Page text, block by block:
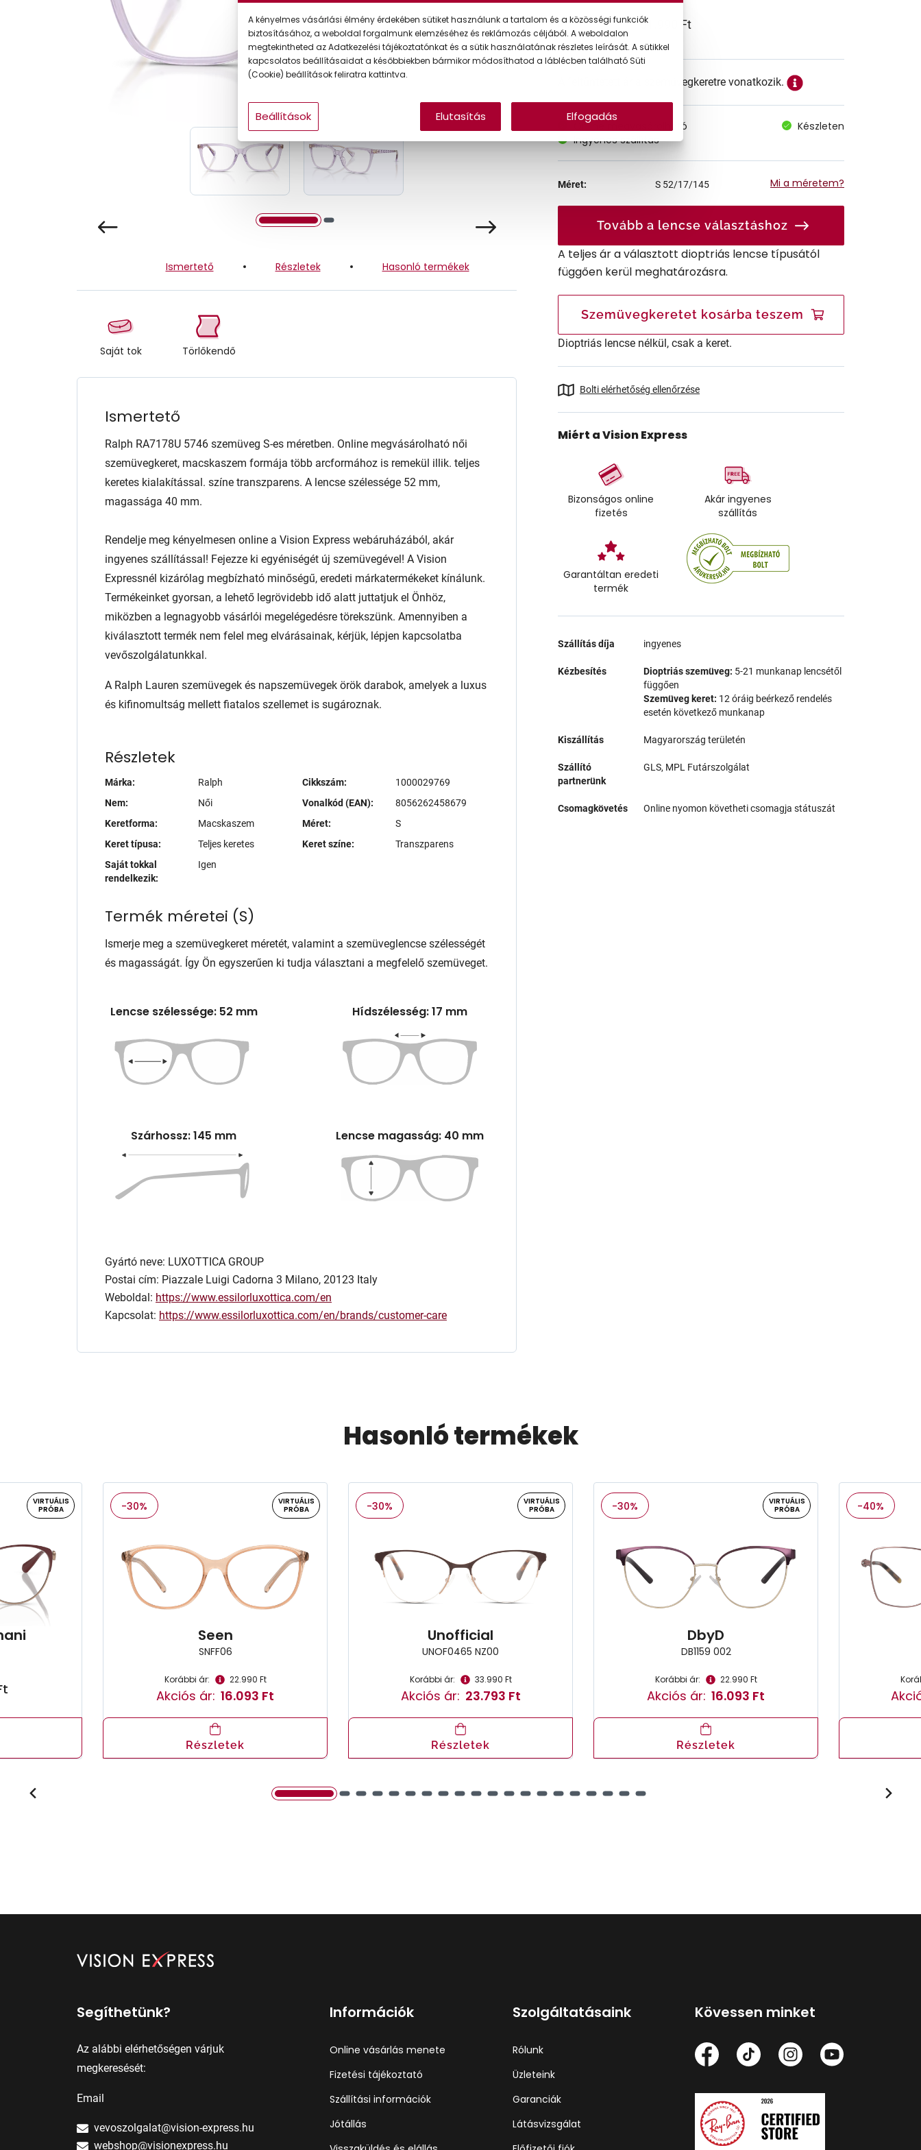
Gyermek
Ismertető Részletek Hasonló termékek
Saját tok Törlőkendő
Ismertető
Ralph RA7178U 5746 szemüveg S-es méretben. Online megvásárolható női
szemüvegkeret, macskaszem formája több arcformához is remekül illik. teljes
keretes kialakítással. színe transzparens. A lencse szélessége 52 mm,
magassága 40 mm.
Rendelje meg kényelmesen online a Vision Express webáruházából, akár
ingyenes szállítással! Fejezze ki egyéniségét új szemüvegével! A Vision
Expressnél kizárólag megbízható minőségű, eredeti márkatermékeket kínálunk.
Termékeinket gyorsan, a lehető legrövidebb idő alatt juttatjuk el Önhöz,
miközben a legnagyobb vásárlói megelégedésre törekszünk. Amennyiben a
kiválasztott termék nem felel meg elvárásainak, kérjük, lépjen kapcsolatba
vevőszolgálatunkkal.
A Ralph Lauren szemüvegek és napszemüvegek örök darabok, amelyek a luxus
és kifinomultság mellett fiatalos szellemet is sugároznak.
Részletek
Márka:
Ralph
Nem:
Női
Keretforma:
Macskaszem
Keret típusa:
Teljes keretes
Saját tokkal
rendelkezik:
Igen
Cikkszám:
1000029769
Vonalkód (EAN):
8056262458679
Méret:
S
Keret színe:
Transzparens
Termék méretei (S)
Ismerje meg a szemüvegkeret méretét, valamint a szemüveglencse szélességét
és magasságát. Így Ön egyszerűen ki tudja választani a megfelelő szemüveget.
Lencse szélessége: 52 mm Hídszélesség: 17 mm
Szárhossz: 145 mm Lencse magasság: 40 mm
Gyártó neve: LUXOTTICA GROUP
Postai cím: Piazzale Luigi Cadorna 3 Milano, 20123 Italy
Weboldal: https://www.essilorluxottica.com/en
Kapcsolat: https://www.essilorluxottica.com/en/brands/customer-care
Ár: 51.990 Ft
A feltűntetett ár a szemüvegkeretre vonatkozik.
Online megvásárolható
Készleten
Ingyenes szállítás
Méret: S 52/17/145 Mi a méretem?
Tovább a lencse választáshoz
A teljes ár a választott dioptriás lencse típusától
függően kerül meghatározásra.
Szemüvegkeretet kosárba teszem
Dioptriás lencse nélkül, csak a keret.
Bolti elérhetőség ellenőrzése
Miért a Vision Express
Bizonságos online
fizetés
Akár ingyenes
szállítás
Garantáltan eredeti
termék
Szállítás díja ingyenes
Kézbesítés Dioptriás szemüveg: 5-21 munkanap lencsétől
függően
Szemüveg keret: 12 óráig beérkező rendelés
esetén következő munkanap
Kiszállítás Magyarország területén
Szállító
partnerünk
GLS, MPL Futárszolgálat
Csomagkövetés Online nyomon követheti csomagja státuszát
Hasonló termékek
VIRTUÁLIS
PRÓBA
-30%
VIRTUÁLIS
PRÓBA
Seen
SNFF06
Korábbi ár: 22.990 Ft
Akciós ár: 16.093 Ft
Részletek
-30%
VIRTUÁLIS
PRÓBA
Unofficial
UNOF0465 NZ00
Korábbi ár: 33.990 Ft
Akciós ár: 23.793 Ft
Részletek
-30%
VIRTUÁLIS
PRÓBA
DbyD
DB1159 002
Korábbi ár: 22.990 Ft
Akciós ár: 16.093 Ft
Részletek
-40%
Segíthetünk?
Az alábbi elérhetőségen várjuk
megkeresését:
Email
vevoszolgalat@vision-express.hu
webshop@visionexpress.hu
Információk
Online vásárlás menete
Fizetési tájékoztató
Szállítási információk
Jótállás
Szolgáltatásaink
Rólunk
Üzleteink
Garanciák
Látásvizsgálat
Kövessen minket
A kényelmes vásárlási élmény érdekében sütiket használunk a tartalom és a közösségi funkciók
biztosításához, a weboldal forgalmunk elemzéséhez és reklámozás céljából. A weboldalon
megtekintheted az Adatkezelési tájékoztatónkat és a sütik használatának részletes leírását. A sütikkel
kapcsolatos beállításaidat a későbbiekben bármikor módosíthatod a láblécben található Süti
(Cookie) beállítások feliratra kattintva.
Beállítások Elutasítás Elfogadás